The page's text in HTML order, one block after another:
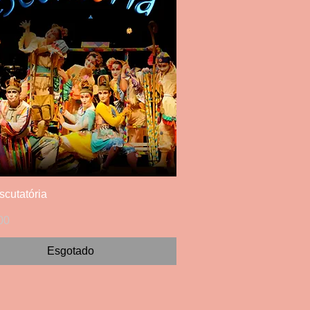
Visualização rápida
Esgotado